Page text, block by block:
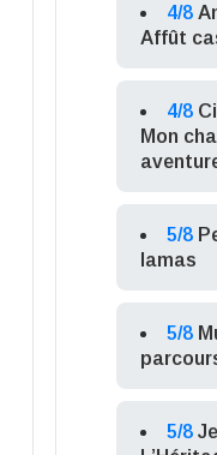
4/8
Affût
4/8
Mon
5/8
lamas
5/8
5/8